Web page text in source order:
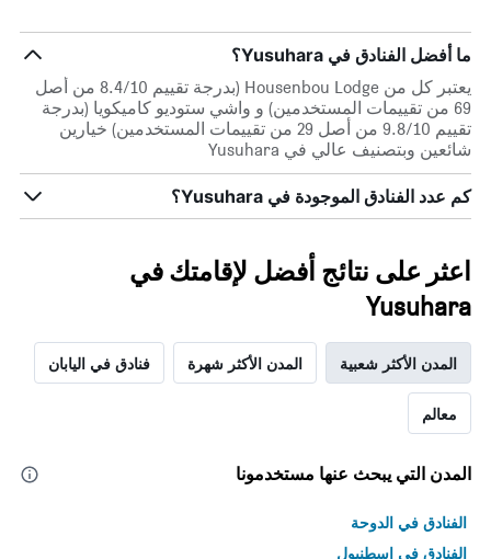
ما أفضل الفنادق في Yusuhara؟
يعتبر كل من Housenbou Lodge (بدرجة تقييم 8.4/10 من أصل
69 من تقييمات المستخدمين) و واشي ستوديو كاميكويا (بدرجة
تقييم 9.8/10 من أصل 29 من تقييمات المستخدمين) خيارين
شائعين وبتصنيف عالي في Yusuhara
كم عدد الفنادق الموجودة في Yusuhara؟
اعثر على نتائج أفضل لإقامتك في
Yusuhara
المدن الأكثر شعبية المدن الأكثر شهرة فنادق في اليابان
معالم
المدن التي يبحث عنها مستخدمونا
الفنادق في الدوحة
الفنادق في اسطنبول